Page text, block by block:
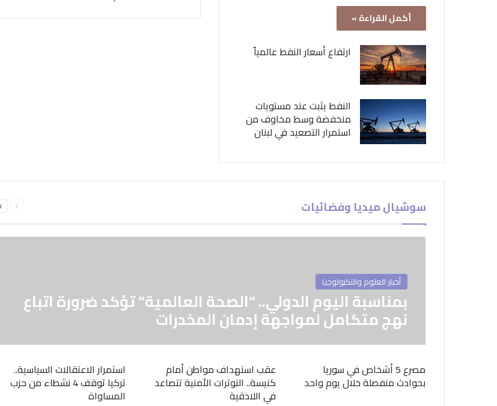
أكمل القراءة »
ارتفاع أسعار النفط عالمياً
النفط يثبت عند مستويات
منخفضة وسط مخاوف من
استمرار التصعيد في لبنان
سوشيال ميديا وفضائيات الصفحةالصفحة
أخبار العلوم والتكنولوجيا
بمناسبة اليوم الدولي.. “الصحة العالمية” تؤكد ضرورة اتباع
نهج متكامل لمواجهة إدمان المخدرات
مصرع 5 أشخاص في سوريا
بحوادث منفصلة خلال يوم واحد
عقب استهداف مواطن أمام
كنيسة.. التوترات الأمنية تتصاعد
في اللاذقية
استمرار الاعتقالات السياسية..
تركيا توقف 4 نشطاء من حزب
المساواة